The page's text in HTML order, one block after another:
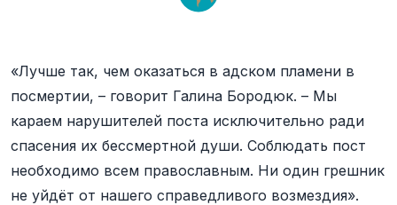
«Лучше так, чем оказаться в адском пламени в
посмертии, – говорит Галина Бородюк. – Мы
караем нарушителей поста исключительно ради
спасения их бессмертной души. Соблюдать пост
необходимо всем православным. Ни один грешник
не уйдёт от нашего справедливого возмездия».